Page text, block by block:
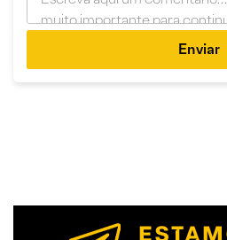
Enviar